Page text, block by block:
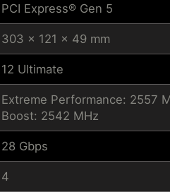
PCI Express® Gen 5
303 x 121 x 49 mm
12 Ultimate
Extreme Performance: 2557
Boost: 2542 MHz
28 Gbps
4